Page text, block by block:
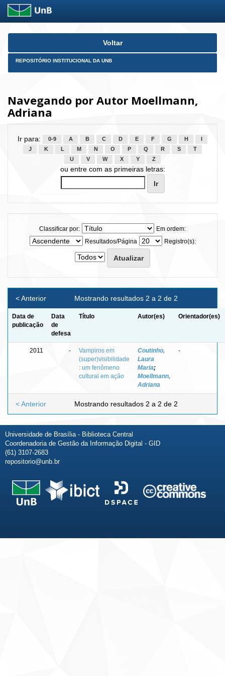
Skip
Voltar
REPOSITÓRIO INSTITUCIONAL DA UNB
Navegando por Autor Moellmann,
Adriana
Ir para: 0-9 A B C D E F G H
J
K L M N O P Q R S
T
U
V W X Y Z
ou entre com as primeiras letras:
Classificar por:
Em ordem:
Resultados/Página
Registro(s):
Mostrando resultados 2 a 2 de 2
< Anterior
Data de
publicação
Data
de
defesa
Título Autor(es) Orientador(es)
2011 -
Vampiros em
(super)visibilidade
: um fenômeno
cultural em ação
Coutinho,
Laura
Maria;
Moellmann,
Adriana
-
Mostrando resultados 2 a 2 de 2
< Anterior
Universidade de Brasília - Biblioteca Central
Coordenadoria de Gestão da Informação Digital - GID
(61) 3107-2683
repositorio@unb.br